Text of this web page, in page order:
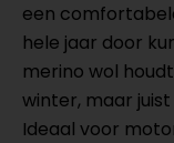
een
hele jaar door
merino wol
winter, maar
Ideaal voor